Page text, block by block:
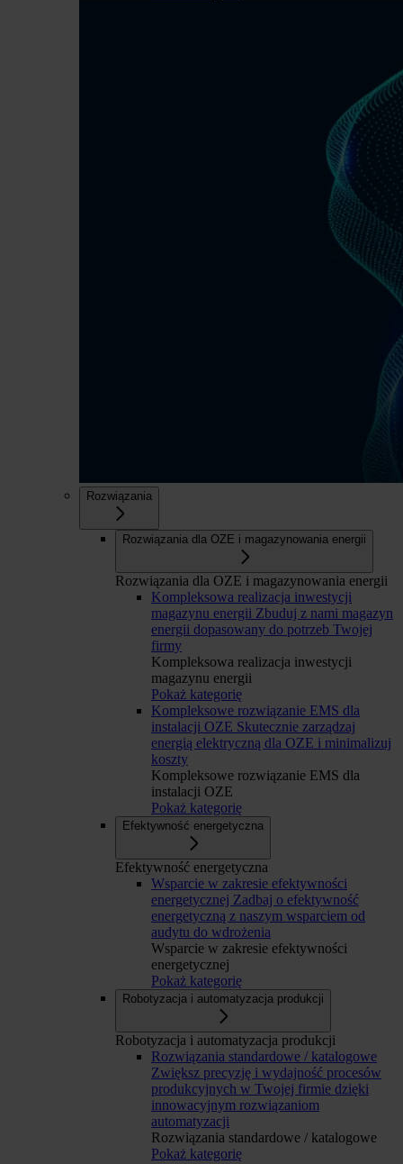
Rozwiązania
Rozwiązania dla OZE i magazynowania energii
Rozwiązania dla OZE i magazynowania energii
Kompleksowa realizacja inwestycji
magazynu energii Zbuduj z nami magazyn
energii dopasowany do potrzeb Twojej
firmy
Kompleksowa realizacja inwestycji
magazynu energii
Pokaż kategorię
Kompleksowe rozwiązanie EMS dla
instalacji OZE Skutecznie zarządzaj
energią elektryczną dla OZE i minimalizuj
koszty
Kompleksowe rozwiązanie EMS dla
instalacji OZE
Pokaż kategorię
Efektywność energetyczna
Efektywność energetyczna
Wsparcie w zakresie efektywności
energetycznej Zadbaj o efektywność
energetyczną z naszym wsparciem od
audytu do wdrożenia
Wsparcie w zakresie efektywności
energetycznej
Pokaż kategorię
Robotyzacja i automatyzacja produkcji
Robotyzacja i automatyzacja produkcji
Rozwiązania standardowe / katalogowe
Zwiększ precyzję i wydajność procesów
produkcyjnych w Twojej firmie dzięki
innowacyjnym rozwiązaniom
automatyzacji
Rozwiązania standardowe / katalogowe
Pokaż kategorię